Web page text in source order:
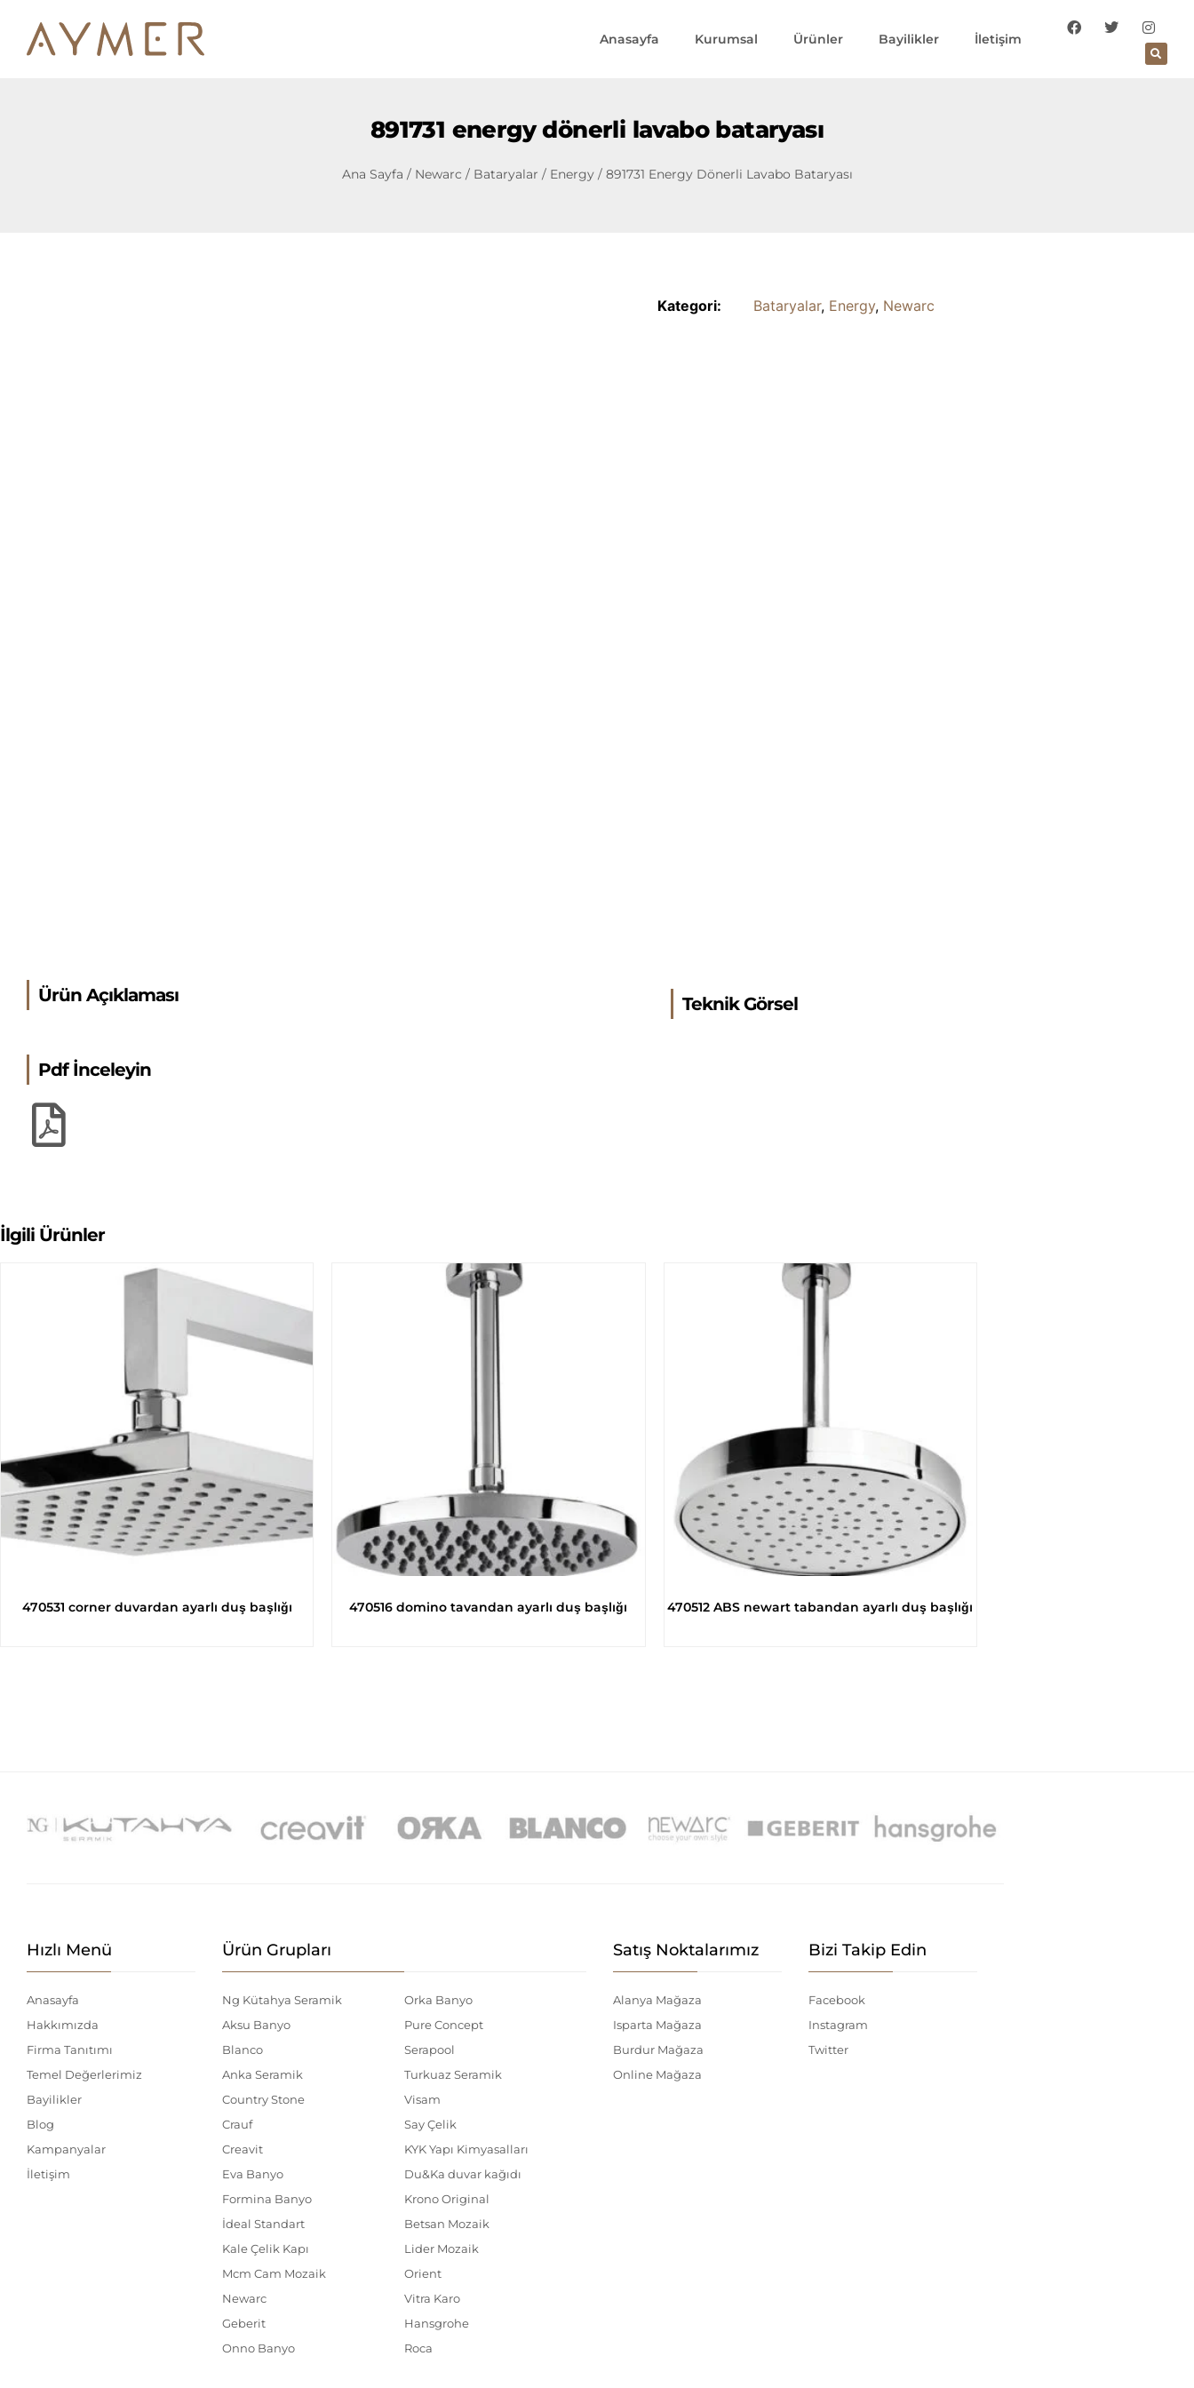
Anasayfa Kurumsal Ürünler Bayilikler İletişim
891731 energy dönerli lavabo bataryası
Ana Sayfa / Newarc / Bataryalar / Energy/ 891731 Energy Dönerli Lavabo Bataryası
Kategori: Bataryalar, Energy, Newarc
Ürün Açıklaması
Pdf İnceleyin
Teknik Görsel
İlgili Ürünler
470531 corner duvardan ayarlı duş başlığı 470516 domino tavandan ayarlı duş başlığı 470512 ABS newart tabandan ayarlı duş başlığı
Hızlı Menü
Anasayfa
Hakkımızda
Firma Tanıtımı
Temel Değerlerimiz
Bayilikler
Blog
Kampanyalar
İletişim
Ürün Grupları
Ng Kütahya Seramik
Aksu Banyo
Blanco
Anka Seramik
Country Stone
Crauf
Creavit
Eva Banyo
Formina Banyo
İdeal Standart
Kale Çelik Kapı
Mcm Cam Mozaik
Newarc
Geberit
Onno Banyo
Orka Banyo
Pure Concept
Serapool
Turkuaz Seramik
Visam
Say Çelik
KYK Yapı Kimyasalları
Du&Ka duvar kağıdı
Krono Original
Betsan Mozaik
Lider Mozaik
Orient
Vitra Karo
Hansgrohe
Roca
Satış Noktalarımız
Alanya Mağaza
Isparta Mağaza
Burdur Mağaza
Online Mağaza
Bizi Takip Edin
Facebook
Instagram
Twitter